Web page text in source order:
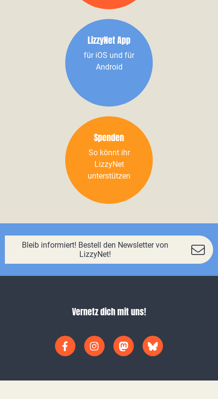
LizzyNet App
für iOS und für
Android
Spenden
So könnt ihr
LizzyNet
unterstützen
Bleib informiert! Bestell den Newsletter von
LizzyNet!
Vernetz dich mit uns!